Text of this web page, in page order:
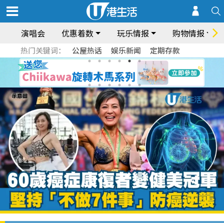
演唱会 优惠着数 玩乐情报 购物情报
热门关键词： 公屋热话 娱乐新闻 定期存款